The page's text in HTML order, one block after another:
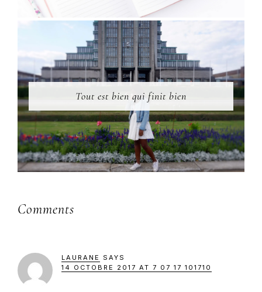
Tout est bien qui finit bien
Reader
Comments
LAURANE
SAYS
14 OCTOBRE 2017 AT 7 07 17 101710